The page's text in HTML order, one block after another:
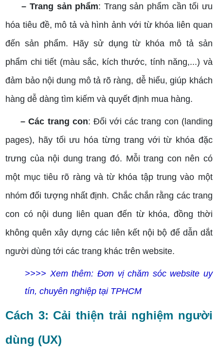
– Trang sản phẩm: Trang sản phẩm cần tối ưu
hóa tiêu đề, mô tả và hình ảnh với từ khóa liên quan
đến sản phẩm. Hãy sử dụng từ khóa mô tả sản
phẩm chi tiết (màu sắc, kích thước, tính năng,...) và
đảm bảo nội dung mô tả rõ ràng, dễ hiểu, giúp khách
hàng dễ dàng tìm kiếm và quyết định mua hàng.
– Các trang con: Đối với các trang con (landing
pages), hãy tối ưu hóa từng trang với từ khóa đặc
trưng của nội dung trang đó. Mỗi trang con nên có
một mục tiêu rõ ràng và từ khóa tập trung vào một
nhóm đối tượng nhất định. Chắc chắn rằng các trang
con có nội dung liên quan đến từ khóa, đồng thời
không quên xây dựng các liên kết nội bộ để dẫn dắt
người dùng tới các trang khác trên website.
>>>> Xem thêm: Đơn vị chăm sóc website uy
tín, chuyên nghiệp tại TPHCM
Cách 3: Cải thiện trải nghiệm người
dùng (UX)